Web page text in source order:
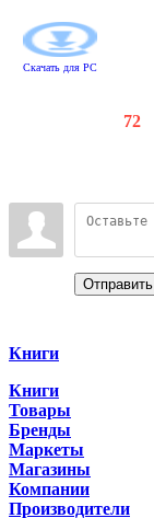
Скачать для PC
72
Отправить
Книги
Книги
Товары
Бренды
Маркеты
Магазины
Компании
Производители